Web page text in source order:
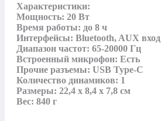
Характеристики:
Мощность: 20 Вт
Время работы: до 8 ч
Интерфейсы: Bluetooth, AUX вход
Диапазон частот: 65-20000 Гц
Встроенный микрофон: Есть
Прочие разъемы: USB Type-C
Количество динамиков: 1
Размеры: 22,4 x 8,4 x 7,8 см
Вес: 840 г